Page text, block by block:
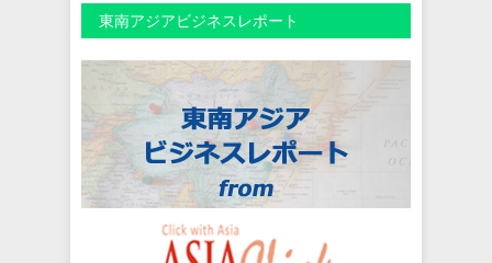
東南アジアビジネスレポート